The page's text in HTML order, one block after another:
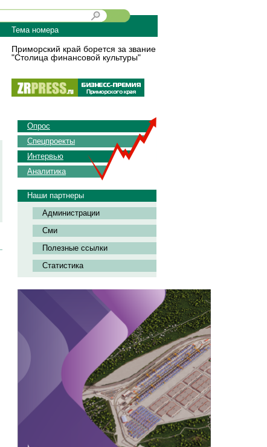
Тема номера
Приморский край борется за звание
"Столица финансовой культуры"
Опрос
Спецпроекты
Интервью
Аналитика
Наши партнеры
Администрации
Сми
Полезные ссылки
Статистика